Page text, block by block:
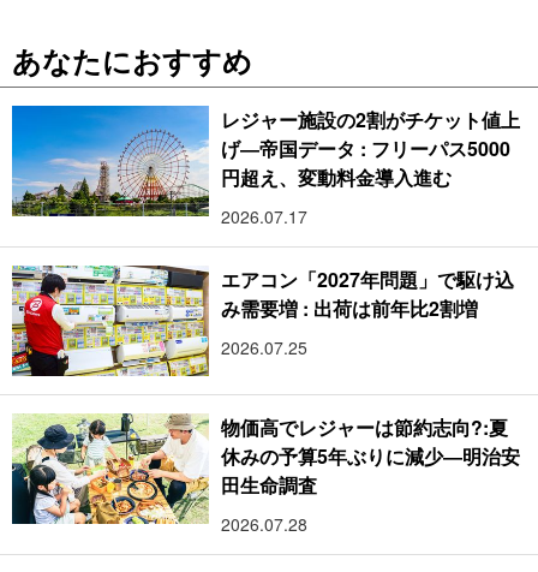
あなたにおすすめ
レジャー施設の2割がチケット値上
げ―帝国データ : フリーパス5000
円超え、変動料金導入進む
2026.07.17
エアコン「2027年問題」で駆け込
み需要増 : 出荷は前年比2割増
2026.07.25
物価高でレジャーは節約志向?:夏
休みの予算5年ぶりに減少―明治安
田生命調査
2026.07.28